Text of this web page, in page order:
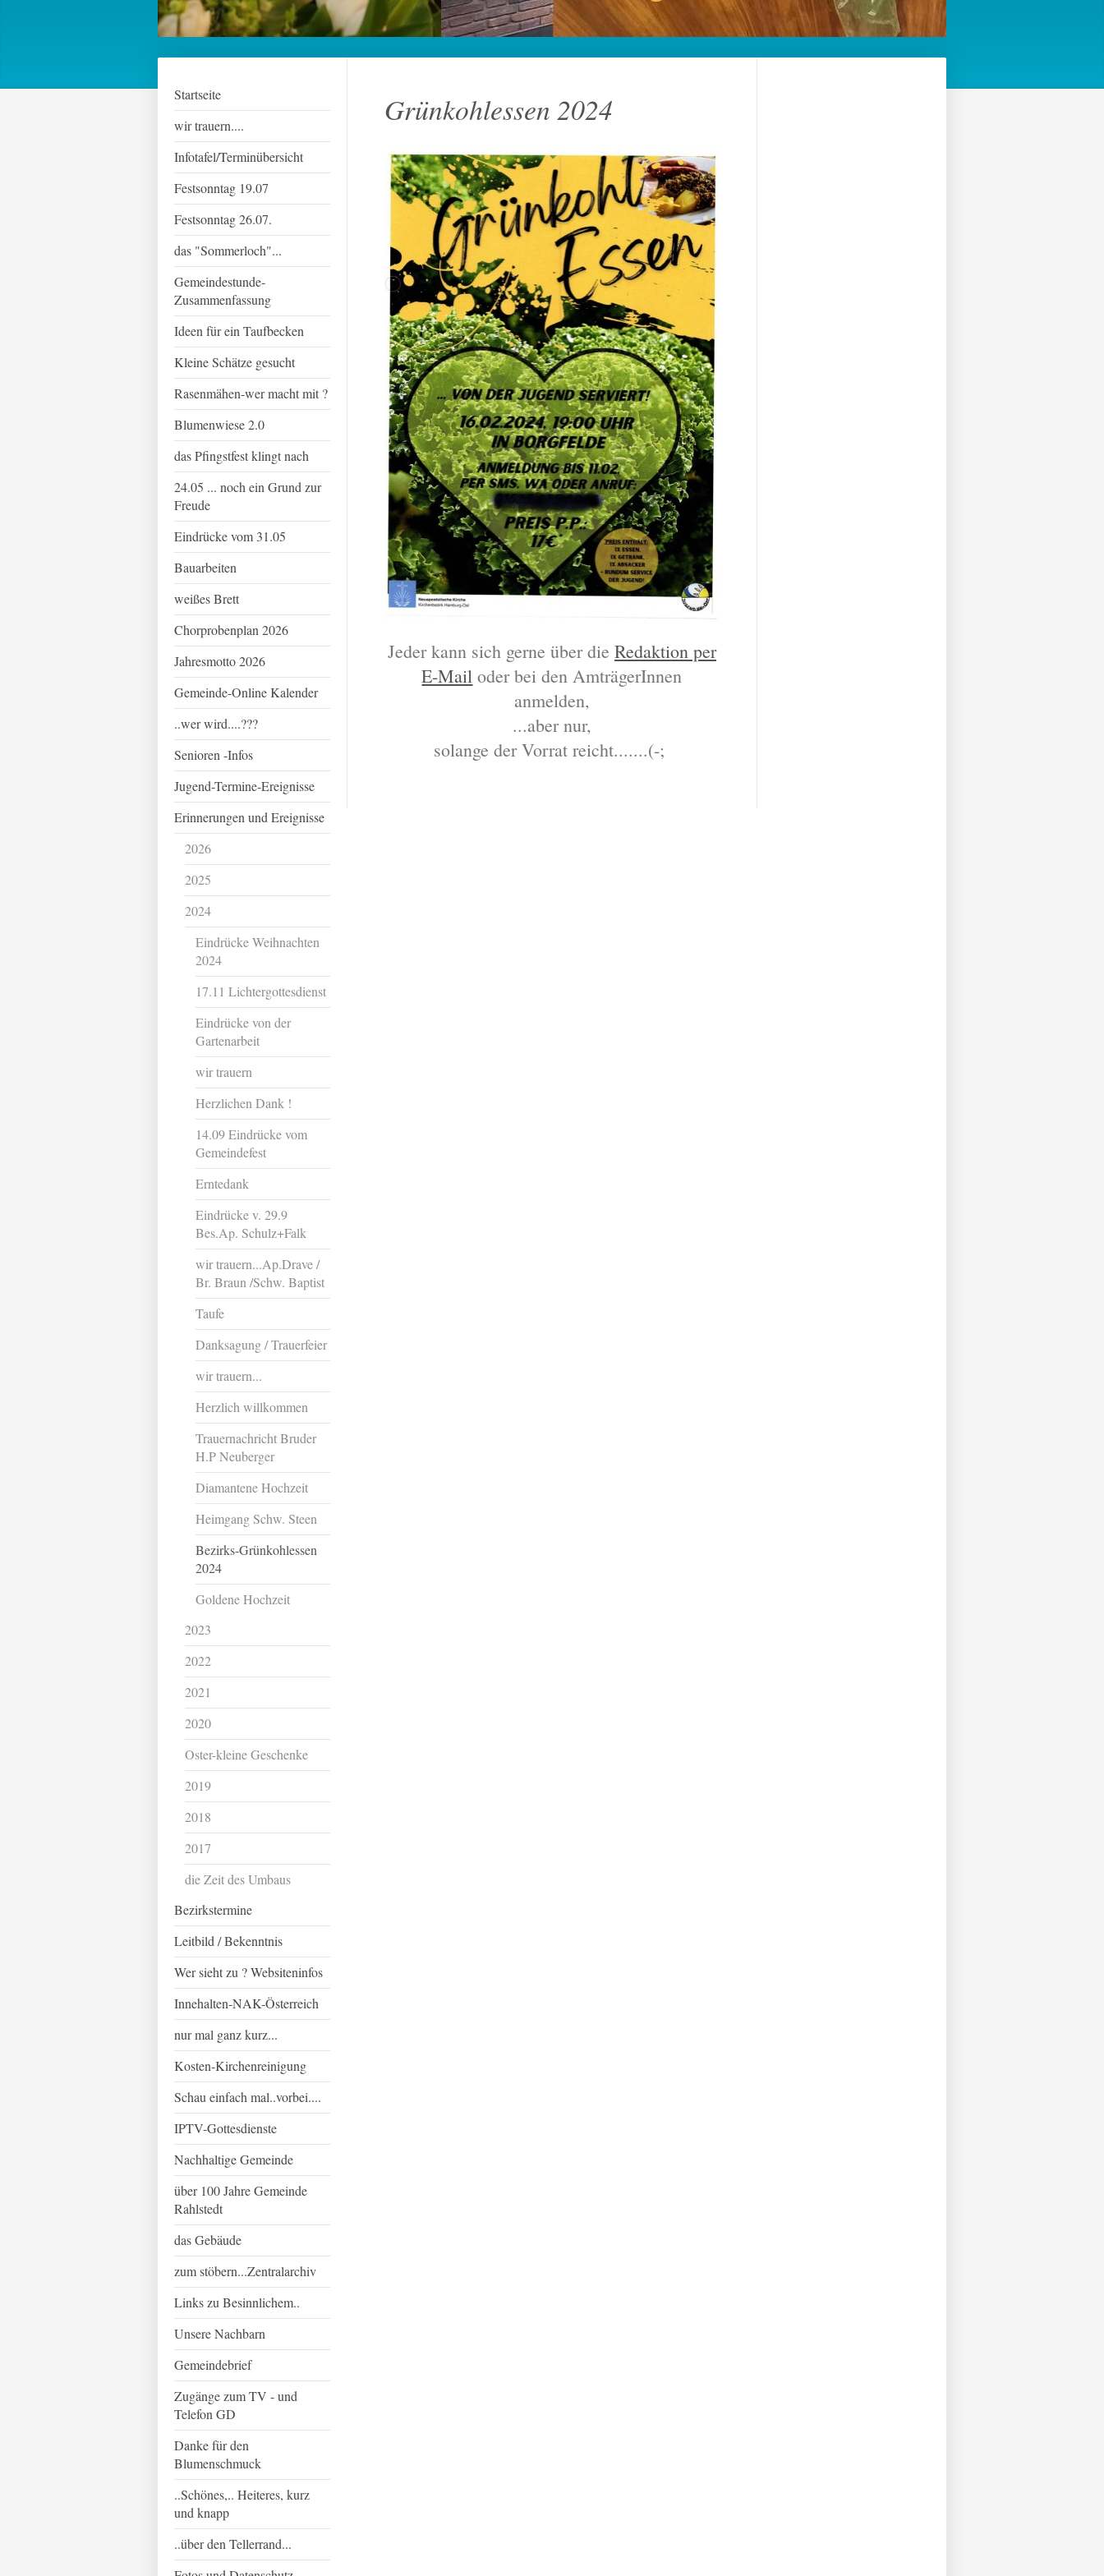
Startseite
wir trauern....
Infotafel/Terminübersicht
Festsonntag 19.07
Festsonntag 26.07.
das "Sommerloch"...
Gemeindestunde-
Zusammenfassung
Ideen für ein Taufbecken
Kleine Schätze gesucht
Rasenmähen-wer macht mit ?
Blumenwiese 2.0
das Pfingstfest klingt nach
24.05 ... noch ein Grund zur
Freude
Eindrücke vom 31.05
Bauarbeiten
weißes Brett
Chorprobenplan 2026
Jahresmotto 2026
Gemeinde-Online Kalender
..wer wird....???
Senioren -Infos
Jugend-Termine-Ereignisse
Erinnerungen und Ereignisse
2026
2025
2024
Eindrücke Weihnachten
2024
17.11 Lichtergottesdienst
Eindrücke von der
Gartenarbeit
wir trauern
Herzlichen Dank !
14.09 Eindrücke vom
Gemeindefest
Erntedank
Eindrücke v. 29.9
Bes.Ap. Schulz+Falk
wir trauern...Ap.Drave /
Br. Braun /Schw. Baptist
Taufe
Danksagung / Trauerfeier
wir trauern...
Herzlich willkommen
Trauernachricht Bruder
H.P Neuberger
Diamantene Hochzeit
Heimgang Schw. Steen
Bezirks-Grünkohlessen
2024
Goldene Hochzeit
2023
2022
2021
2020
Oster-kleine Geschenke
2019
2018
2017
die Zeit des Umbaus
Bezirkstermine
Leitbild / Bekenntnis
Wer sieht zu ? Websiteninfos
Innehalten-NAK-Österreich
nur mal ganz kurz...
Kosten-Kirchenreinigung
Schau einfach mal..vorbei....
IPTV-Gottesdienste
Nachhaltige Gemeinde
über 100 Jahre Gemeinde
Rahlstedt
das Gebäude
zum stöbern...Zentralarchiv
Links zu Besinnlichem..
Unsere Nachbarn
Gemeindebrief
Zugänge zum TV - und
Telefon GD
Danke für den
Blumenschmuck
..Schönes,.. Heiteres, kurz
und knapp
..über den Tellerrand...
Grünkohlessen 2024
Jeder kann sich gerne über die Redaktion per
E-Mail oder bei den AmträgerInnen
anmelden,
...aber nur,
solange der Vorrat reicht.......(-;